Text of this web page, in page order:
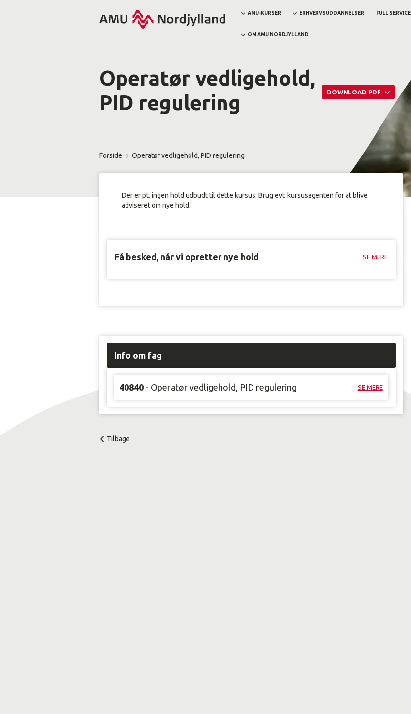
AMU-KURSER ERHVERVSUDDANNELSER FULL SERVICE
OM AMU NORDJYLLAND
Operatør vedligehold,
PID regulering
DOWNLOAD PDF
Forside Operatør vedligehold, PID regulering
Der er pt. ingen hold udbudt til dette kursus. Brug evt. kursusagenten for at blive
adviseret om nye hold.
Få besked, når vi opretter nye hold SE MERE
Info om fag
40840 - Operatør vedligehold, PID regulering SE MERE
Tilbage